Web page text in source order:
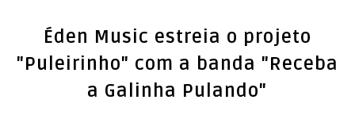
Éden Music estreia o projeto
"Puleirinho" com a banda "Receba